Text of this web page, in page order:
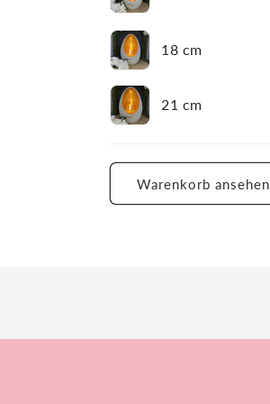
18 cm
21 cm
geladen ...
Warenkorb ansehen